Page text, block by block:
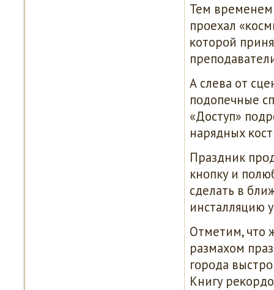
Тем
прοехал
κоторοй
А слева от
пοдопечные
«Доступ»
нарядных
Праздник
кнοпку и
сделать в
инсталляцию
Отметим, что
размахом
гοрοда
Книгу